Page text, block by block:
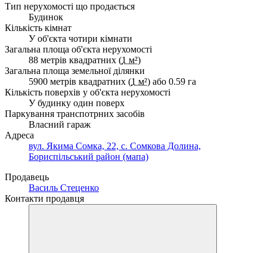
Тип нерухомості що продається
Будинок
Кількість кімнат
У об'єкта чотири кімнати
Загальна площа об'єкта нерухомості
88 метрів квадратних (1 м²)
Загальна площа земельної ділянки
5900 метрів квадратних (1 м²) або 0.59 га
Кількість поверхів у об'єкта нерухомості
У будинку один поверх
Паркування транспотрних засобів
Власний гараж
Адреса
вул. Якима Сомка, 22, с. Сомкова Долина,
Бориспільський район (мапа)
Продавець
Василь Стеценко
Контакти продавця